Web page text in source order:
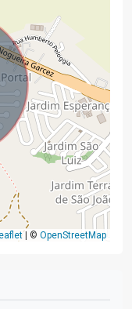
© OpenStreetMap